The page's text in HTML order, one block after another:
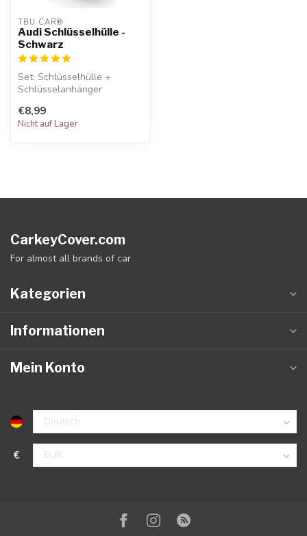
TBU CAR®
Audi Schlüsselhülle -
Schwarz
Set: Schlüsselhülle +
Schlüsselanhänger
€8,99
Nicht auf Lager
CarkeyCover.com
For almost all brands of car
Kategorien
Informationen
Mein Konto
€